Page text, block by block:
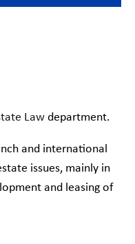
Law department.
and international
issues, mainly in
and leasing of